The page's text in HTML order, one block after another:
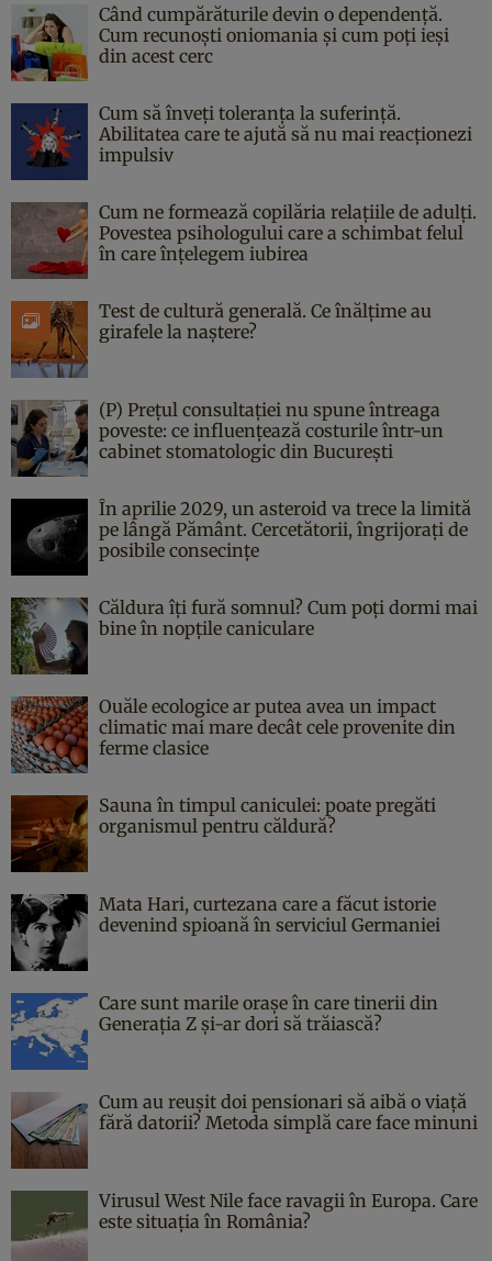
Când cumpărăturile devin o dependență.
Cum recunoști oniomania și cum poți ieși
din acest cerc
Cum să înveți toleranța la suferință.
Abilitatea care te ajută să nu mai reacționezi
impulsiv
Cum ne formează copilăria relațiile de adulți.
Povestea psihologului care a schimbat felul
în care înțelegem iubirea
Test de cultură generală. Ce înălțime au
girafele la naștere?
(P) Prețul consultației nu spune întreaga
poveste: ce influențează costurile într-un
cabinet stomatologic din București
În aprilie 2029, un asteroid va trece la limită
pe lângă Pământ. Cercetătorii, îngrijorați de
posibile consecințe
Căldura îți fură somnul? Cum poți dormi mai
bine în nopțile caniculare
Ouăle ecologice ar putea avea un impact
climatic mai mare decât cele provenite din
ferme clasice
Sauna în timpul caniculei: poate pregăti
organismul pentru căldură?
Mata Hari, curtezana care a făcut istorie
devenind spioană în serviciul Germaniei
Care sunt marile orașe în care tinerii din
Generația Z și-ar dori să trăiască?
Cum au reușit doi pensionari să aibă o viață
fără datorii? Metoda simplă care face minuni
Virusul West Nile face ravagii în Europa. Care
este situația în România?